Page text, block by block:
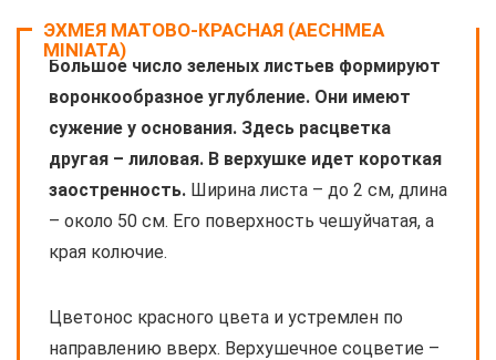
ЭХМЕЯ МАТОВО-КРАСНАЯ (AECHMEA
MINIATA)
Большое число зеленых листьев формируют
воронкообразное углубление. Они имеют
сужение у основания. Здесь расцветка
другая – лиловая. В верхушке идет короткая
заостренность. Ширина листа – до 2 см, длина
– около 50 см. Его поверхность чешуйчатая, а
края колючие.
Цветонос красного цвета и устремлен по
направлению вверх. Верхушечное соцветие –